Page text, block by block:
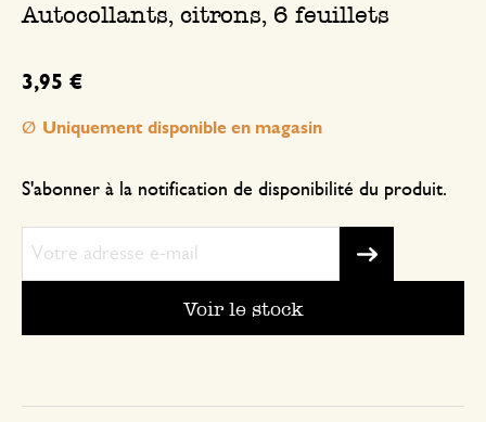
Autocollants, citrons, 6 feuillets
3,95 €
S'abonner à la notification de disponibilité du produit.
Voir le stock
Uniquement disponible en magasin